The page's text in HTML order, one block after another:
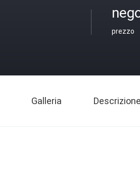
prezzo
Galleria